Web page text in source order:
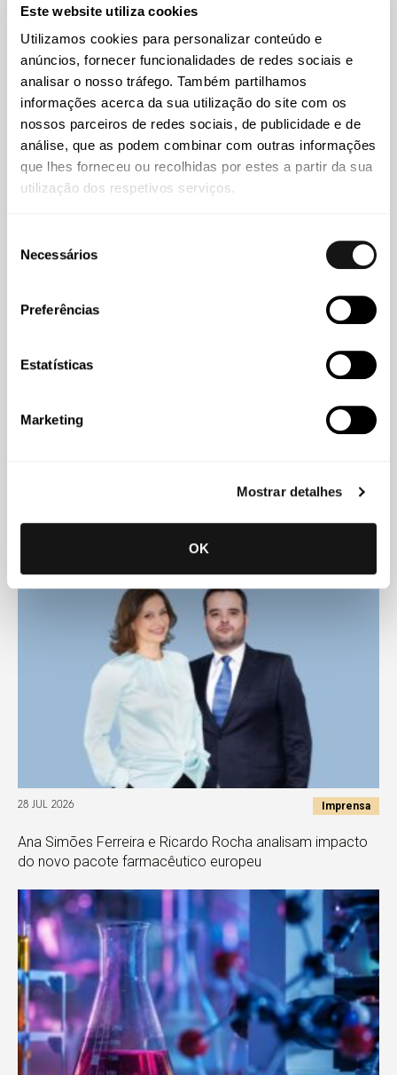
Este website utiliza cookies
Utilizamos cookies para personalizar conteúdo e
anúncios, fornecer funcionalidades de redes sociais e
analisar o nosso tráfego. Também partilhamos
informações acerca da sua utilização do site com os
nossos parceiros de redes sociais, de publicidade e de
análise, que as podem combinar com outras informações
que lhes forneceu ou recolhidas por estes a partir da sua
utilização dos respetivos serviços.
Necessários
Preferências
Estatísticas
Marketing
Mostrar detalhes
OK
Advogado Principal
28 JUL 2026 Imprensa
Ana Simões Ferreira e Ricardo Rocha analisam impacto
do novo pacote farmacêutico europeu